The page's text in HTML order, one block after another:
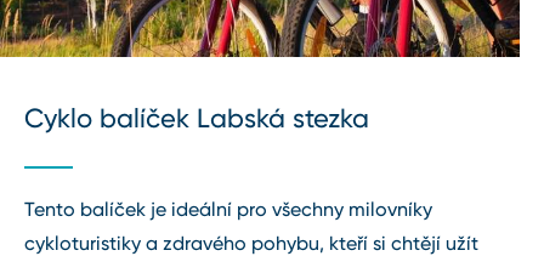
Cyklo balíček Labská stezka
Tento balíček je ideální pro všechny milovníky
cykloturistiky a zdravého pohybu, kteří si chtějí užít